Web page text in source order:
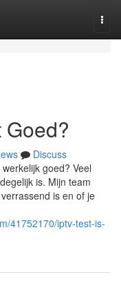
Goed?
Discuss
goed? Veel
is. Mijn team
is en of je
41752170/iptv-test-is-